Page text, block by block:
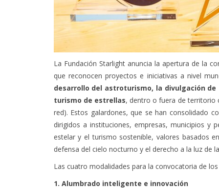
La Fundación Starlight anuncia la apertura de la
que reconocen proyectos e iniciativas a nivel
desarrollo del astroturismo, la divulgación
turismo de estrellas, dentro o fuera de territorio
red). Estos galardones, que se han consolidado
dirigidos a instituciones, empresas, municipios y
estelar y el turismo sostenible, valores basados
defensa del cielo nocturno y el derecho a la luz de
Las cuatro modalidades para la convocatoria de
1. Alumbrado inteligente e innovación